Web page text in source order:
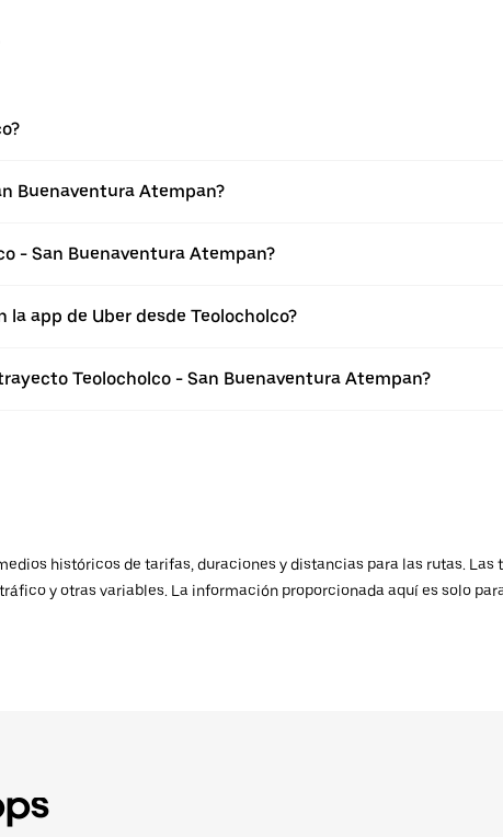
Buenaventura Atempan?
- San Buenaventura Atempan?
app de Uber desde Teolocholco?
Teolocholco - San Buenaventura Atempan?
históricos de tarifas, duraciones y distancias para las rutas.
y otras variables. La información proporcionada aquí es solo